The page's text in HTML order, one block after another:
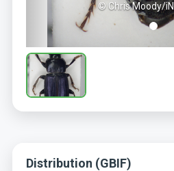
© Chris Moody/
Distribution (GBIF)